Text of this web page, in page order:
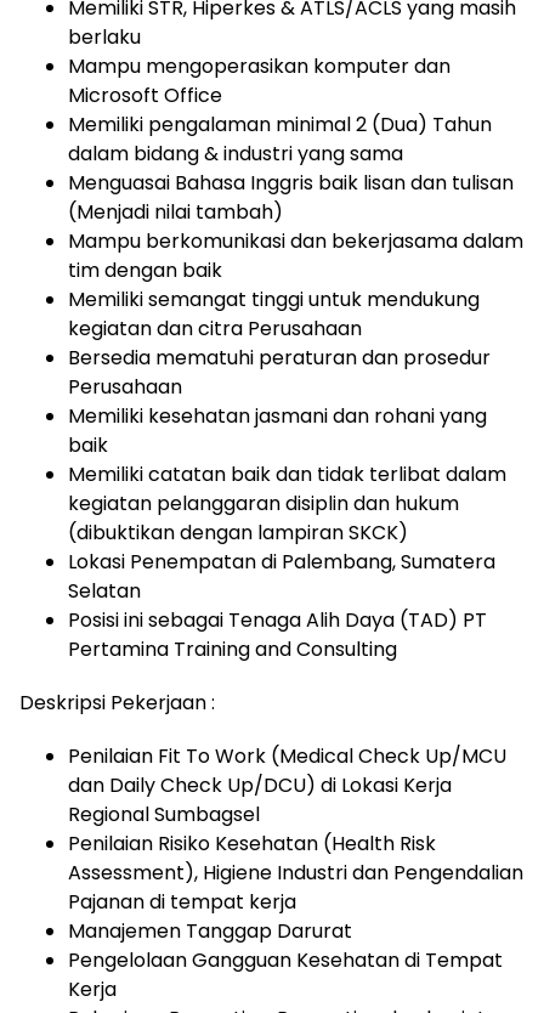
Memiliki STR, Hiperkes & ATLS/ACLS yang masih
berlaku
Mampu mengoperasikan komputer dan
Microsoft Office
Memiliki pengalaman minimal 2 (Dua) Tahun
dalam bidang & industri yang sama
Menguasai Bahasa Inggris baik lisan dan tulisan
(Menjadi nilai tambah)
Mampu berkomunikasi dan bekerjasama dalam
tim dengan baik
Memiliki semangat tinggi untuk mendukung
kegiatan dan citra Perusahaan
Bersedia mematuhi peraturan dan prosedur
Perusahaan
Memiliki kesehatan jasmani dan rohani yang
baik
Memiliki catatan baik dan tidak terlibat dalam
kegiatan pelanggaran disiplin dan hukum
(dibuktikan dengan lampiran SKCK)
Lokasi Penempatan di Palembang, Sumatera
Selatan
Posisi ini sebagai Tenaga Alih Daya (TAD) PT
Pertamina Training and Consulting
Deskripsi Pekerjaan :
Penilaian Fit To Work (Medical Check Up/MCU
dan Daily Check Up/DCU) di Lokasi Kerja
Regional Sumbagsel
Penilaian Risiko Kesehatan (Health Risk
Assessment), Higiene Industri dan Pengendalian
Pajanan di tempat kerja
Manajemen Tanggap Darurat
Pengelolaan Gangguan Kesehatan di Tempat
Kerja